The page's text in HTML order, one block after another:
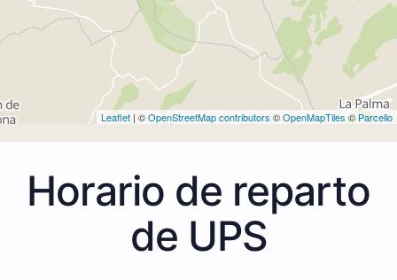
Leaflet | ©OpenStreetMap contributors ©OpenMapTiles © Parcello
Horario de reparto
de UPS